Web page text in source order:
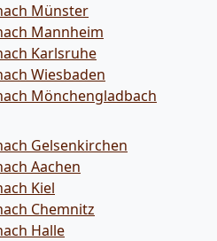
Münster
Mannheim
Karlsruhe
Wiesbaden
Mönchen­gladbach
Gelsenkirchen
Aachen
Kiel
Chemnitz
Halle